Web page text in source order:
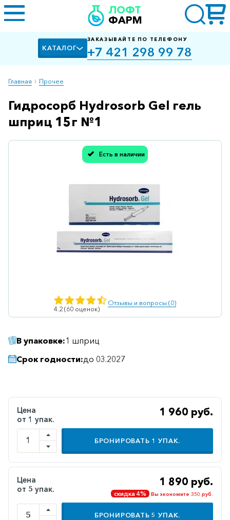
ЛОФТ
ФАРМ
КАТАЛОГ
ЗАКАЗЫВАЙТЕ ПО ТЕЛЕФОНУ
+7 421 298 99 78
Главная Прочее
Алкоголизм,
Антибактериальные
Ветеринарные
Гепатопротекторы
Диабетические
Желудочно-
кишечные
Иммунодепрессанты
Климактерические
Метаболизм
Гидросорб Hydrosorb Gel гель
шприц 15г №1
Есть в наличии
4.2 (60 оценок)
Отзывы и вопросы (0)
Спасибо, мы учли Вашу оценку!
В упаковке:1 шприц
Срок годности:до 03.2027
Цена
от 1 упак.
1 960 руб.
БРОНИРОВАТЬ 1 УПАК.
Цена
от 5 упак.
1 890 руб.
скидка 4% Вы экономите 350 руб.
БРОНИРОВАТЬ5 УПАК.